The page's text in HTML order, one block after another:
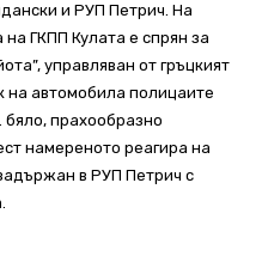
и РУП Петрич. На
на ГКПП Кулата е спрян за
управляван от гръцкият
на автомобила полицаите
бяло, прахообразно
намереното реагира на
в РУП Петрич с